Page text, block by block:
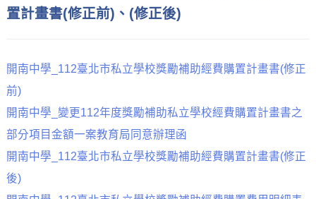
置計畫書(修正前)、(修正後)
開南中學_112臺北市私立學校獎勵補助經費購置計畫書(修正
前)
開南中學_變更112年度獎勵補助私立學校經費購置計畫書之
部分項目金額一案教育局同意辦理函
開南中學_112臺北市私立學校獎勵補助經費購置計畫書(修正
後)